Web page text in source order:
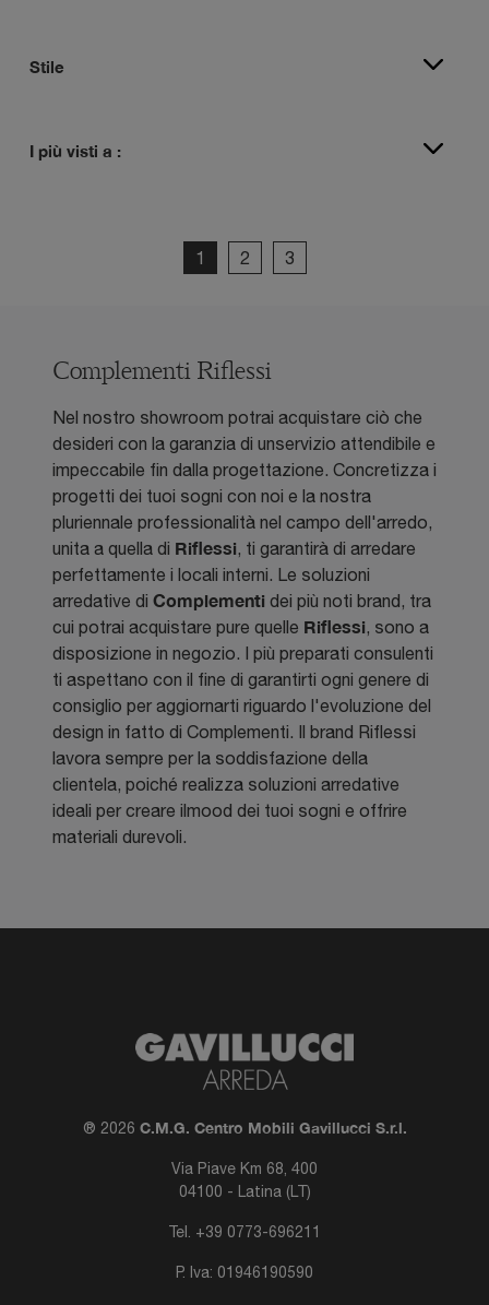
Stile
I più visti a :
1 2 3
Complementi Riflessi
Nel nostro showroom potrai acquistare ciò che
desideri con la garanzia di unservizio attendibile e
impeccabile fin dalla progettazione. Concretizza i
progetti dei tuoi sogni con noi e la nostra
pluriennale professionalità nel campo dell'arredo,
unita a quella di Riflessi, ti garantirà di arredare
perfettamente i locali interni. Le soluzioni
arredative di Complementi dei più noti brand, tra
cui potrai acquistare pure quelle Riflessi, sono a
disposizione in negozio. I più preparati consulenti
ti aspettano con il fine di garantirti ogni genere di
consiglio per aggiornarti riguardo l'evoluzione del
design in fatto di Complementi. Il brand Riflessi
lavora sempre per la soddisfazione della
clientela, poiché realizza soluzioni arredative
ideali per creare ilmood dei tuoi sogni e offrire
materiali durevoli.
® 2026 C.M.G. Centro Mobili Gavillucci S.r.l.
Via Piave Km 68, 400
04100 - Latina (LT)
Tel. +39 0773-696211
P. Iva: 01946190590